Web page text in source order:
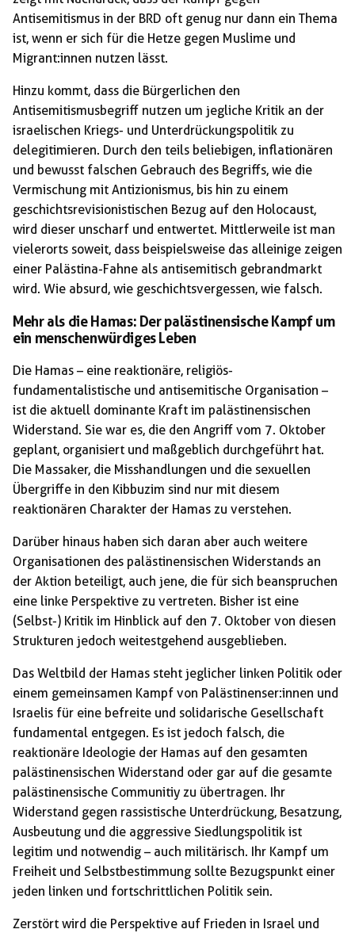
Antisemitismus in der BRD oft genug nur dann ein Thema
ist, wenn er sich für die Hetze gegen Muslime und
Migrant:innen nutzen lässt.
Hinzu kommt, dass die Bürgerlichen den
Antisemitismusbegriff nutzen um jegliche Kritik an der
israelischen Kriegs- und Unterdrückungspolitik zu
delegitimieren. Durch den teils beliebigen, inflationären
und bewusst falschen Gebrauch des Begriffs, wie die
Vermischung mit Antizionismus, bis hin zu einem
geschichtsrevisionistischen Bezug auf den Holocaust,
wird dieser unscharf und entwertet. Mittlerweile ist man
vielerorts soweit, dass beispielsweise das alleinige zeigen
einer Palästina-Fahne als antisemitisch gebrandmarkt
wird. Wie absurd, wie geschichtsvergessen, wie falsch.
Mehr als die Hamas: Der palästinensische Kampf um
ein menschenwürdiges Leben
Die Hamas – eine reaktionäre, religiös-
fundamentalistische und antisemitische Organisation –
ist die aktuell dominante Kraft im palästinensischen
Widerstand. Sie war es, die den Angriff vom 7. Oktober
geplant, organisiert und maßgeblich durchgeführt hat.
Die Massaker, die Misshandlungen und die sexuellen
Übergriffe in den Kibbuzim sind nur mit diesem
reaktionären Charakter der Hamas zu verstehen.
Darüber hinaus haben sich daran aber auch weitere
Organisationen des palästinensischen Widerstands an
der Aktion beteiligt, auch jene, die für sich beanspruchen
eine linke Perspektive zu vertreten. Bisher ist eine
(Selbst-) Kritik im Hinblick auf den 7. Oktober von diesen
Strukturen jedoch weitestgehend ausgeblieben.
Das Weltbild der Hamas steht jeglicher linken Politik oder
einem gemeinsamen Kampf von Palästinenser:innen und
Israelis für eine befreite und solidarische Gesellschaft
fundamental entgegen. Es ist jedoch falsch, die
reaktionäre Ideologie der Hamas auf den gesamten
palästinensischen Widerstand oder gar auf die gesamte
palästinensische Communitiy zu übertragen. Ihr
Widerstand gegen rassistische Unterdrückung, Besatzung,
Ausbeutung und die aggressive Siedlungspolitik ist
legitim und notwendig – auch militärisch. Ihr Kampf um
Freiheit und Selbstbestimmung sollte Bezugspunkt einer
jeden linken und fortschrittlichen Politik sein.
Zerstört wird die Perspektive auf Frieden in Israel und